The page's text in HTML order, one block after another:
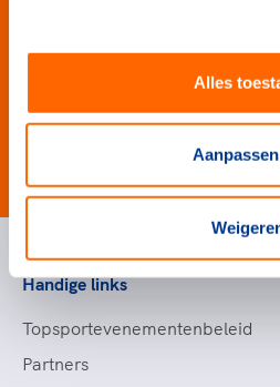
Alles
Aanpassen
Handige links
Topsportevenementenbeleid
Partners